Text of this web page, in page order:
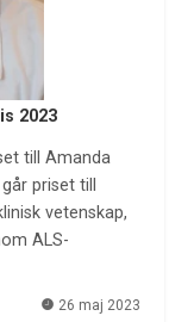
2023
till Amanda
priset till
vetenskap,
ALS-
26 maj 2023